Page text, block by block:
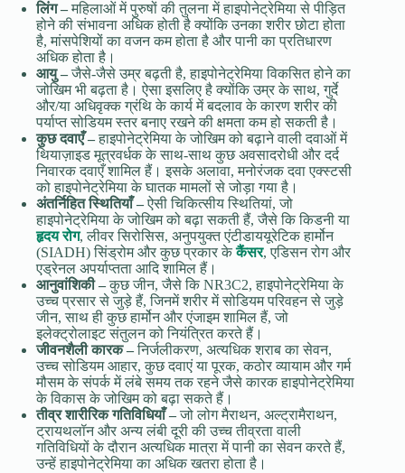
लिंग –महिलाओं में पुरुषों की तुलना में हाइपोनेट्रेमिया से पीड़ित
होने की संभावना अधिक होती है क्योंकि उनका शरीर छोटा होता
है, मांसपेशियों का वजन कम होता है और पानी का प्रतिधारण
अधिक होता है।
आयु –जैसे-जैसे उम्र बढ़ती है, हाइपोनेट्रेमिया विकसित होने का
जोखिम भी बढ़ता है। ऐसा इसलिए है क्योंकि उम्र के साथ, गुर्दे
और/या अधिवृक्क ग्रंथि के कार्य में बदलाव के कारण शरीर की
पर्याप्त सोडियम स्तर बनाए रखने की क्षमता कम हो सकती है।
कुछ दवाएँ –हाइपोनेट्रेमिया के जोखिम को बढ़ाने वाली दवाओं में
थियाज़ाइड मूत्रवर्धक के साथ-साथ कुछ अवसादरोधी और दर्द
निवारक दवाएँ शामिल हैं। इसके अलावा, मनोरंजक दवा एक्स्टसी
को हाइपोनेट्रेमिया के घातक मामलों से जोड़ा गया है।
अंतर्निहित स्थितियाँ –ऐसी चिकित्सीय स्थितियां, जो
हाइपोनेट्रेमिया के जोखिम को बढ़ा सकती हैं, जैसे कि किडनी या
हृदय रोग, लीवर सिरोसिस, अनुपयुक्त एंटीडाययूरेटिक हार्मोन
(SIADH) सिंड्रोम और कुछ प्रकार केकैंसर, एडिसन रोग और
एड्रेनल अपर्याप्तता आदि शामिल हैं।
आनुवांशिकी –कुछ जीन, जैसे कि NR3C2, हाइपोनेट्रेमिया के
उच्च प्रसार से जुड़े हैं, जिनमें शरीर में सोडियम परिवहन से जुड़े
जीन, साथ ही कुछ हार्मोन और एंजाइम शामिल हैं, जो
इलेक्ट्रोलाइट संतुलन को नियंत्रित करते हैं।
जीवनशैली कारक –निर्जलीकरण, अत्यधिक शराब का सेवन,
उच्च सोडियम आहार, कुछ दवाएं या पूरक, कठोर व्यायाम और गर्म
मौसम के संपर्क में लंबे समय तक रहने जैसे कारक हाइपोनेट्रेमिया
के विकास के जोखिम को बढ़ा सकते हैं।
तीव्र शारीरिक गतिविधियाँ –जो लोग मैराथन, अल्ट्रामैराथन,
ट्रायथलॉन और अन्य लंबी दूरी की उच्च तीव्रता वाली
गतिविधियों के दौरान अत्यधिक मात्रा में पानी का सेवन करते हैं,
उन्हें हाइपोनेट्रेमिया का अधिक खतरा होता है।